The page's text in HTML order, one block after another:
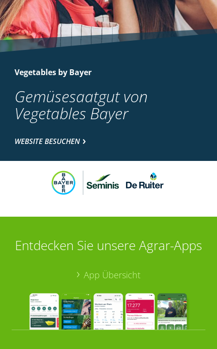
Vegetables by Bayer
Gemüsesaatgut von
Vegetables Bayer
WEBSITE BESUCHEN
Entdecken Sie unsere Agrar-Apps
App Übersicht